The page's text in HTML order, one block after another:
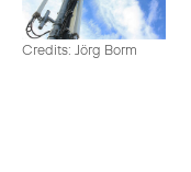
Credits: Jörg Borm